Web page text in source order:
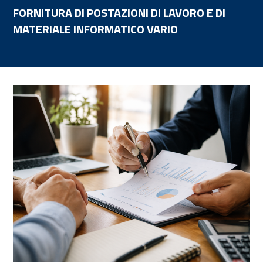
FORNITURA DI POSTAZIONI DI LAVORO E DI
MATERIALE INFORMATICO VARIO